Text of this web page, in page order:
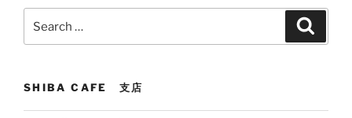
for:
SHIBA CAFE 支店